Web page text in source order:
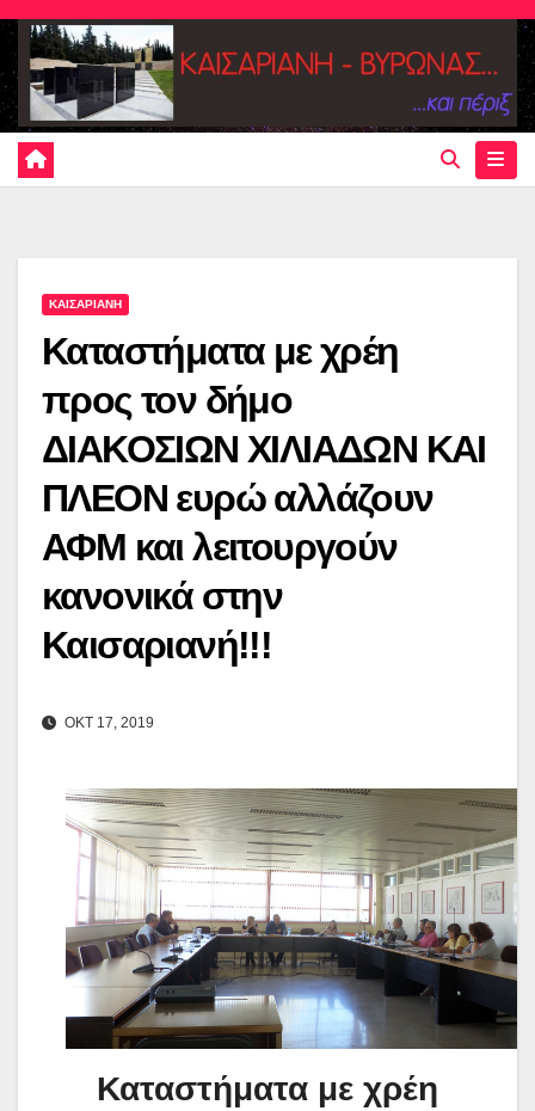
Skip
content
ΚΑΙΣΑΡΙΑΝΗ
Καταστήματα με χρέη
προς τον δήμο
ΔΙΑΚΟΣΙΩΝ ΧΙΛΙΑΔΩΝ ΚΑΙ
ΠΛΕΟΝ ευρώ αλλάζουν
ΑΦΜ και λειτουργούν
κανονικά στην
Καισαριανή!!!
ΟΚΤ 17, 2019
Καταστήματα με χρέη